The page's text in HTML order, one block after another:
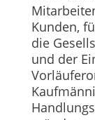
Kunden,
die
und der